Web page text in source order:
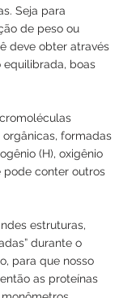
Seja para
de peso ou
deve obter através
boas
formadas
(H), oxigênio
pode conter outros
estruturas,
durante o
para que nosso
as proteínas